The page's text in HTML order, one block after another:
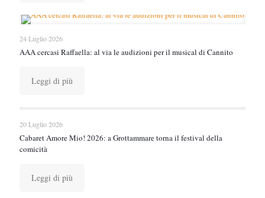
24 Luglio 2026
AAA cercasi Raffaella: al via le audizioni per il musical di Cannito
Leggi di più
20 Luglio 2026
Cabaret Amore Mio! 2026: a Grottammare torna il festival della
comicità
Leggi di più